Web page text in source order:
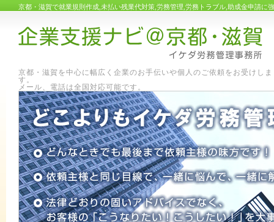
京都・滋賀で就業規則作成,未払い残業代対策,労務管理,労務トラブル,助成金申請に
京都・滋賀を中心に幅広く企業のお手伝いや個人のご依頼をお受けしま
す
メール、電話は全国対応可能です。